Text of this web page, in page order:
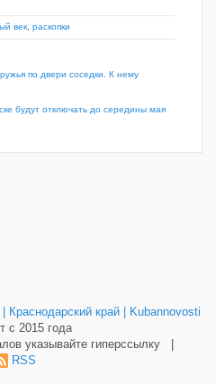
век раскопки
по двери соседки. К нему
будут отключать до середины мая
| Краснодарский край | Kubannovosti
с 2015 года
указывайте гиперссылку |
RSS